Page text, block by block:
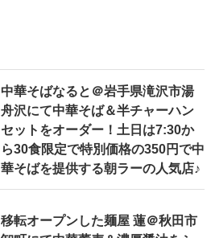
中華そばなると＠岩手県滝沢市湯
舟沢にて中華そば＆半チャーハン
セットをオーダー！土日は7:30か
ら30食限定で特別価格の350円で中
華そばを提供する朝ラーの人気店♪
移転オープンした麺屋 蓮＠秋田市